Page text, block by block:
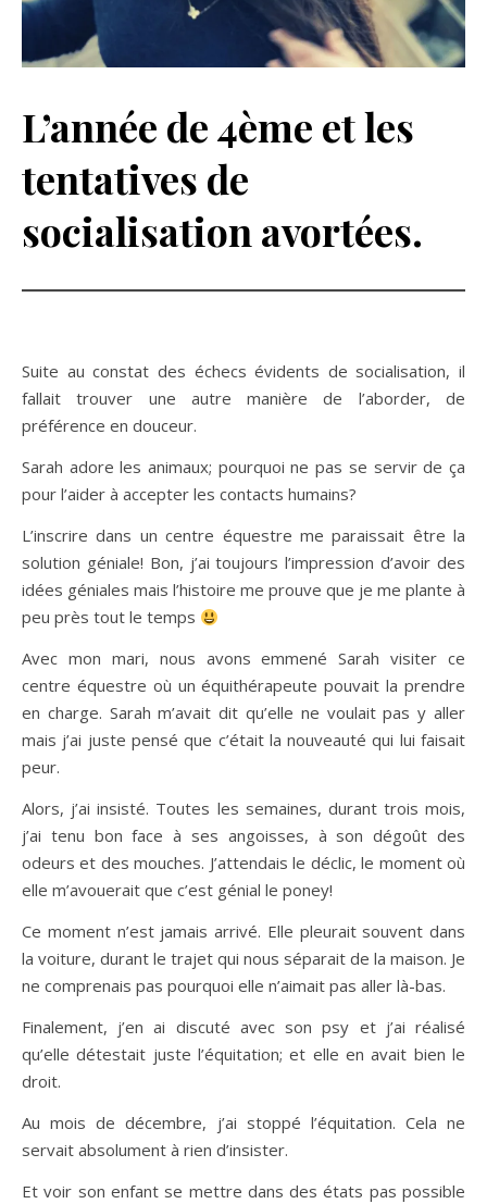
L’année de 4ème et les
tentatives de
socialisation avortées.
Suite au constat des échecs évidents de socialisation, il
fallait trouver une autre manière de l’aborder, de
préférence en douceur.
Sarah adore les animaux; pourquoi ne pas se servir de ça
pour l’aider à accepter les contacts humains?
L’inscrire dans un centre équestre me paraissait être la
solution géniale! Bon, j’ai toujours l’impression d’avoir des
idées géniales mais l’histoire me prouve que je me plante à
peu près tout le temps
Avec mon mari, nous avons emmené Sarah visiter ce
centre équestre où un équithérapeute pouvait la prendre
en charge. Sarah m’avait dit qu’elle ne voulait pas y aller
mais j’ai juste pensé que c’était la nouveauté qui lui faisait
peur.
Alors, j’ai insisté. Toutes les semaines, durant trois mois,
j’ai tenu bon face à ses angoisses, à son dégoût des
odeurs et des mouches. J’attendais le déclic, le moment où
elle m’avouerait que c’est génial le poney!
Ce moment n’est jamais arrivé. Elle pleurait souvent dans
la voiture, durant le trajet qui nous séparait de la maison. Je
ne comprenais pas pourquoi elle n’aimait pas aller là-bas.
Finalement, j’en ai discuté avec son psy et j’ai réalisé
qu’elle détestait juste l’équitation; et elle en avait bien le
droit.
Au mois de décembre, j’ai stoppé l’équitation. Cela ne
servait absolument à rien d’insister.
Et voir son enfant se mettre dans des états pas possible